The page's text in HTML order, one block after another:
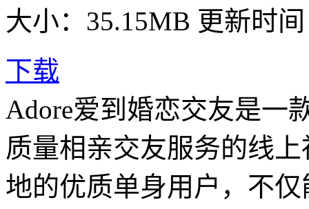
大小：35.15MB 更新时
下载
Adore爱到婚恋交友是一
质量相亲交友服务的线
地的优质单身用户，不